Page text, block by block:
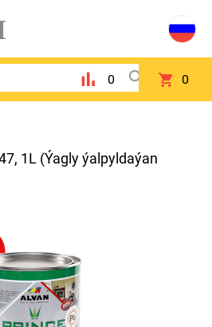
0 0
1L (Ýagly ýalpyldaýan